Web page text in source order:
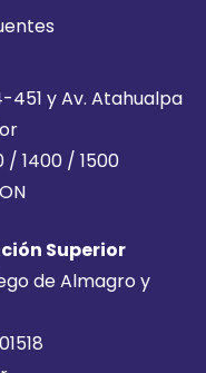
451 y Av. Atahualpa
1400 / 1500
Superior
de Almagro y